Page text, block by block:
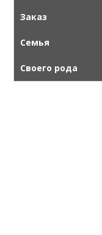
Заказ
Семья
Своего рода